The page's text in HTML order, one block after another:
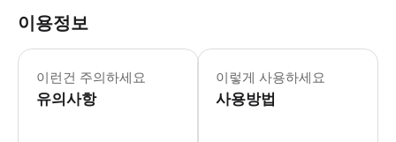
이용정보
이런건 주의하세요
유의사항
고르지 않은 지형에서 짧거나 중간 정
이렇게 사용하세요
사용방법